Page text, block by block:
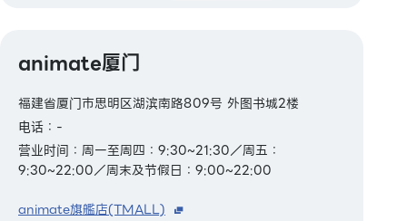
animate厦门
福建省厦门市思明区湖滨南路809号 外图书城2楼
电话：-
营业时间：周一至周四：9:30~21:30／周五：
9:30~22:00／周末及节假日：9:00~22:00
animate旗艦店(TMALL)